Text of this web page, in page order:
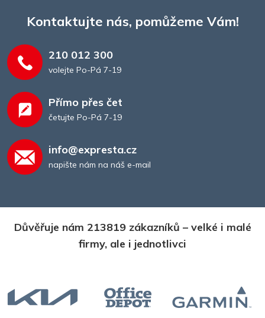
Kontaktujte nás, pomůžeme Vám!
210 012 300
volejte Po-Pá 7-19
Přímo přes čet
četujte Po-Pá 7-19
info@expresta.cz
napište nám na náš e-mail
Důvěřuje nám 213819 zákazníků – velké i malé
firmy, ale i jednotlivci